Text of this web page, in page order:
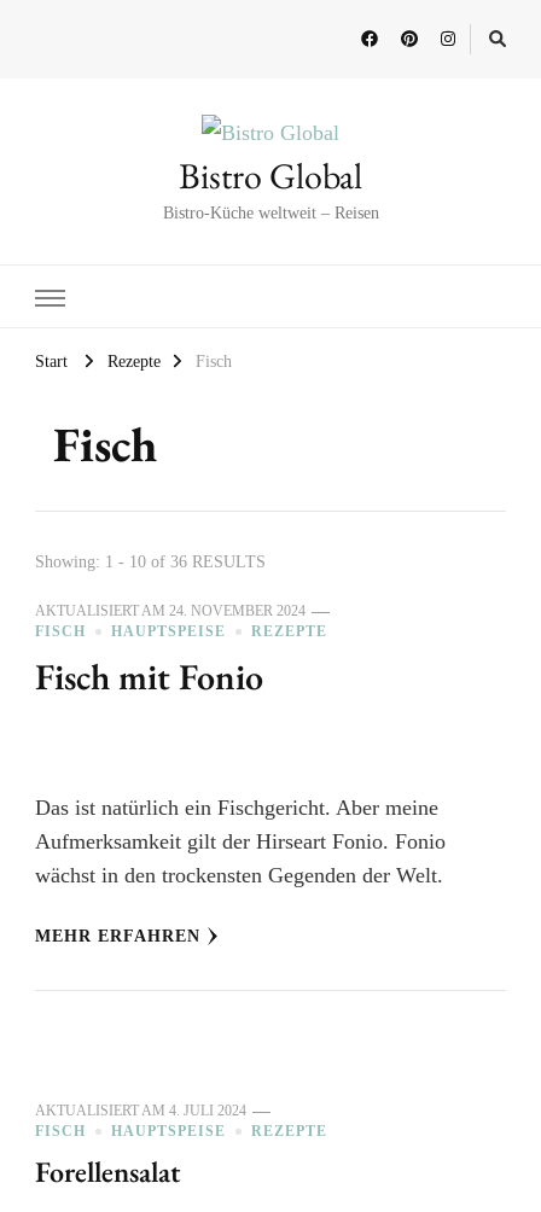
Bistro Global
Bistro-Küche weltweit – Reisen
Start Rezepte Fisch
Fisch
Showing: 1 - 10 of 36 RESULTS
AKTUALISIERT AM 24. NOVEMBER 2024
FISCH
HAUPTSPEISE REZEPTE
Fisch mit Fonio
Das ist natürlich ein Fischgericht. Aber meine
Aufmerksamkeit gilt der Hirseart Fonio. Fonio
wächst in den trockensten Gegenden der Welt.
MEHR ERFAHREN
AKTUALISIERT AM 4. JULI 2024
FISCH
HAUPTSPEISE REZEPTE
Forellensalat